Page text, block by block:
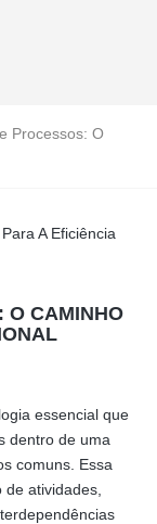
Processos: O
O CAMINHO
essencial que
dentro de uma
comuns. Essa
atividades,